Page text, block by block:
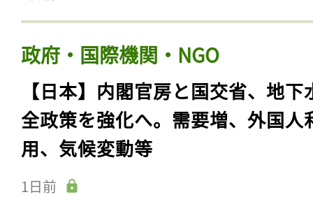
政府・国際機関・NGO
【日本】内閣官房と国交省、地下
全政策を強化へ。需要増、外国人
用、気候変動等
1日前